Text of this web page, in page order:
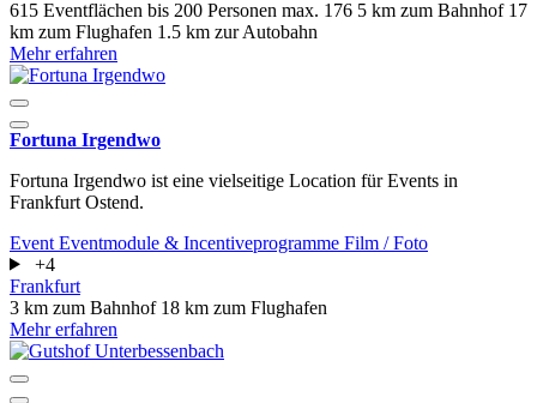
615 Eventflächen bis 200 Personen max. 176 5 km zum Bahnhof 17
km zum Flughafen 1.5 km zur Autobahn
Mehr erfahren
Fortuna Irgendwo
Fortuna Irgendwo ist eine vielseitige Location für Events in
Frankfurt Ostend.
Event Eventmodule & Incentiveprogramme Film / Foto
+4
Frankfurt
3 km zum Bahnhof 18 km zum Flughafen
Mehr erfahren